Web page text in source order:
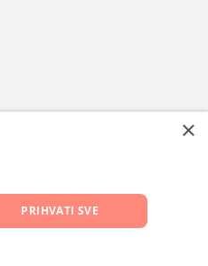
×
PRIHVATI SVE